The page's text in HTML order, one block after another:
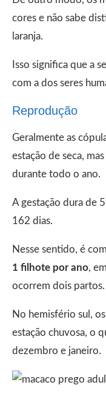
cores e não sabe
laranja.
Isso significa que a
com a dos seres
Reprodução
Geralmente as
estação de seca,
durante todo o ano.
A gestação dura de
162 dias.
Nesse sentido, é
1 filhote por ano,
ocorrem dois partos.
No hemisfério sul,
estação chuvosa, o
dezembro e janeiro.